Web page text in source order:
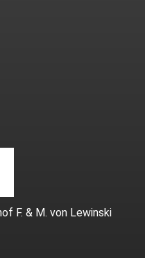
F. & M. von Lewinski